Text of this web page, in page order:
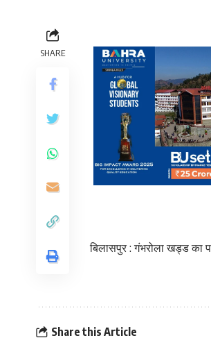
SHARE
बिलासपुर : गंभरोला खड्ड का
Share this Article